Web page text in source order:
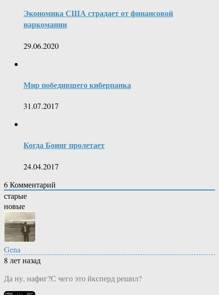
Экономика США страдает от финансовой
наркомании
29.06.2020
Мир победившего киберпанка
31.07.2017
Когда Боинг пролетает
24.04.2017
6Комментарий
старые
новые
Gena
8 лет назад
Да ну, нафиг?С чего это йксперд решил?